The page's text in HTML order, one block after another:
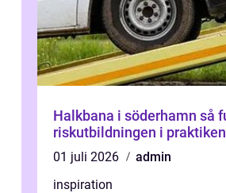
Halkbana i söderhamn så fungerar
riskutbildningen i praktiken
01 juli 2026
admin
inspiration